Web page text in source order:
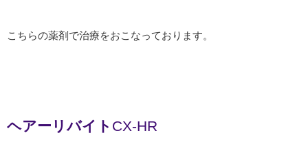
こちらの薬剤で治療をおこなっております。
ヘアーリバイト CX‐HR